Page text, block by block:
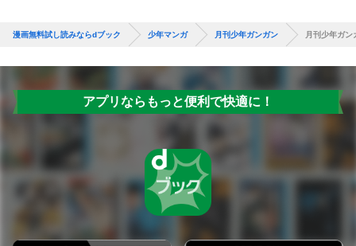
漫画無料試し読みならdブック 少年マンガ 月刊少年ガンガン 月刊少年ガ
アプリならもっと便利で快適に！